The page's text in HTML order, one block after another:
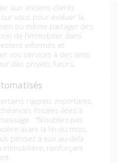
aux anciens clients
vous pour évaluer la
ou même partager des
de l'immobilier dans
informés et
vos services à des amis
des projets futurs.
rappels importants,
fiscales liées à
: "N'oubliez pas
avant la fin du mois,
pensez à eux au-delà
immobilière, renforçant